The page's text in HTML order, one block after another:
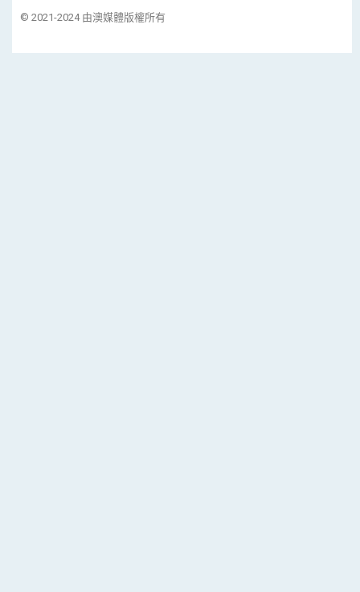
© 2021-2024 由澳媒體版權所有